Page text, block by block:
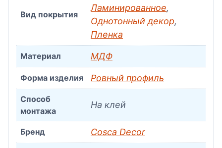
Вид покрытия
Ламинированное,
Однотонный декор,
Пленка
Материал МДФ
Форма изделия Ровный профиль
Способ
монтажа
На клей
Бренд Cosca Decor